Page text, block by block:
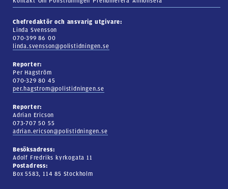
Chefredaktör och ansvarig utgivare:
Linda Svensson
070-399 86 00
linda.svensson@polistidningen.se
Reporter:
Per Hagström
070-329 80 45
per.hagstrom@polistidningen.se
Reporter:
Adrian Ericson
073-707 50 55
adrian.ericson@polistidningen.se
Besöksadress:
Adolf Fredriks kyrkogata 11
Postadress:
Box 5583, 114 85 Stockholm